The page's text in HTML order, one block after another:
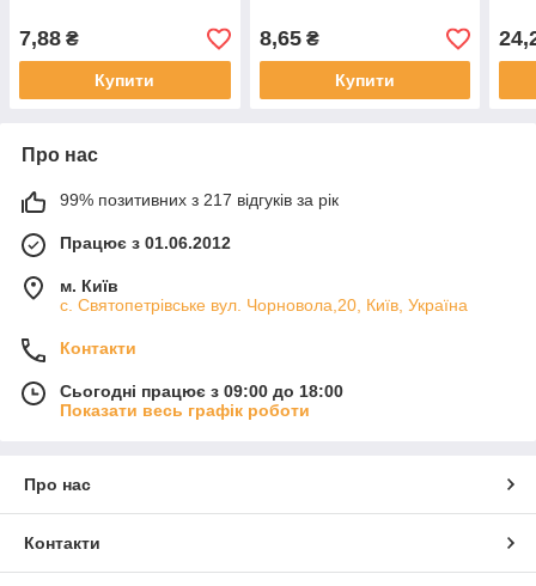
7,88 ₴
Купити
8,65₴
Купити
Про нас
99% позитивних з 217 відгуків за рік
Працює з 01.06.2012
м. Київ
с. Святопетрівське вул. Чорновола,20, Київ, Україна
Контакти
Сьогодні працює з 09:00 до 18:00
Показати весь графік роботи
Про нас
Контакти